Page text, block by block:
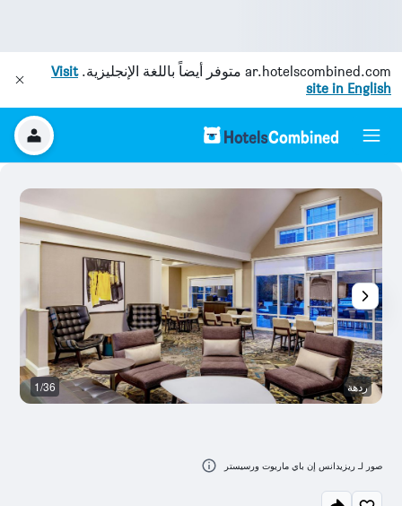
ar.hotelscombined.com متوفر أيضاً باللغة الإنجليزية.Visit
site in English
ردهة 1/36
صور لـ ريزيدانس إن باي ماريوت ورسيستر